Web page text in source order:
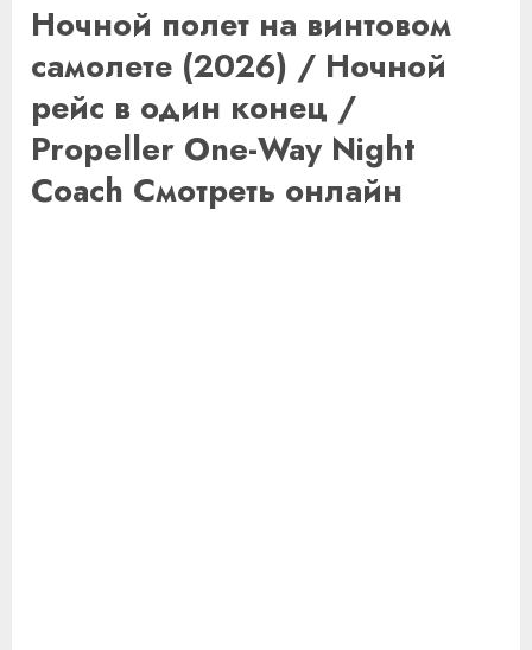
Ночной полет на винтовом
самолете (2026) / Ночной
рейс в один конец /
Propeller One-Way Night
Coach Смотреть онлайн